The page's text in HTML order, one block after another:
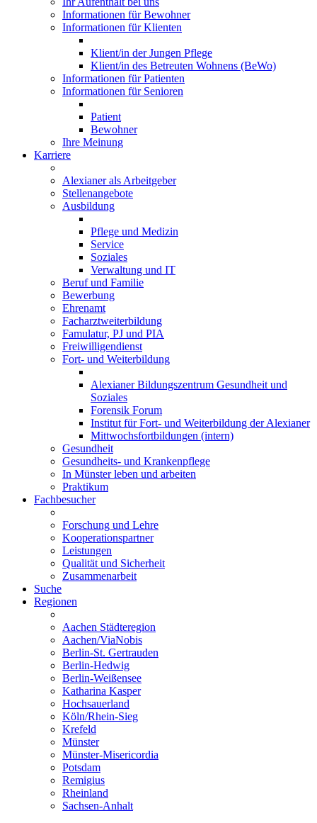
Informationen für Bewohner
Informationen für Klienten
Klient/in der Jungen Pflege
Klient/in des Betreuten Wohnens (BeWo)
Informationen für Patienten
Informationen für Senioren
Patient
Bewohner
Ihre Meinung
Karriere
Alexianer als Arbeitgeber
Stellenangebote
Ausbildung
Pflege und Medizin
Service
Soziales
Verwaltung und IT
Beruf und Familie
Bewerbung
Ehrenamt
Facharztweiterbildung
Famulatur, PJ und PIA
Freiwilligendienst
Fort- und Weiterbildung
Alexianer Bildungszentrum Gesundheit und
Soziales
Forensik Forum
Institut für Fort- und Weiterbildung der Alexianer
Mittwochsfortbildungen (intern)
Gesundheit
Gesundheits- und Krankenpflege
In Münster leben und arbeiten
Praktikum
Fachbesucher
Forschung und Lehre
Kooperationspartner
Leistungen
Qualität und Sicherheit
Zusammenarbeit
Suche
Regionen
Aachen Städteregion
Aachen/ViaNobis
Berlin-St. Gertrauden
Berlin-Hedwig
Berlin-Weißensee
Katharina Kasper
Hochsauerland
Köln/Rhein-Sieg
Krefeld
Münster
Münster-Misericordia
Potsdam
Remigius
Rheinland
Sachsen-Anhalt